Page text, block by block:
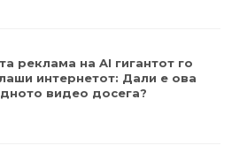
реклама на AI гигантот го
интернетот: Дали е ова
видео досега?